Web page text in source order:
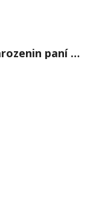
Oslava 101. narozenin paní Věry Skořepové